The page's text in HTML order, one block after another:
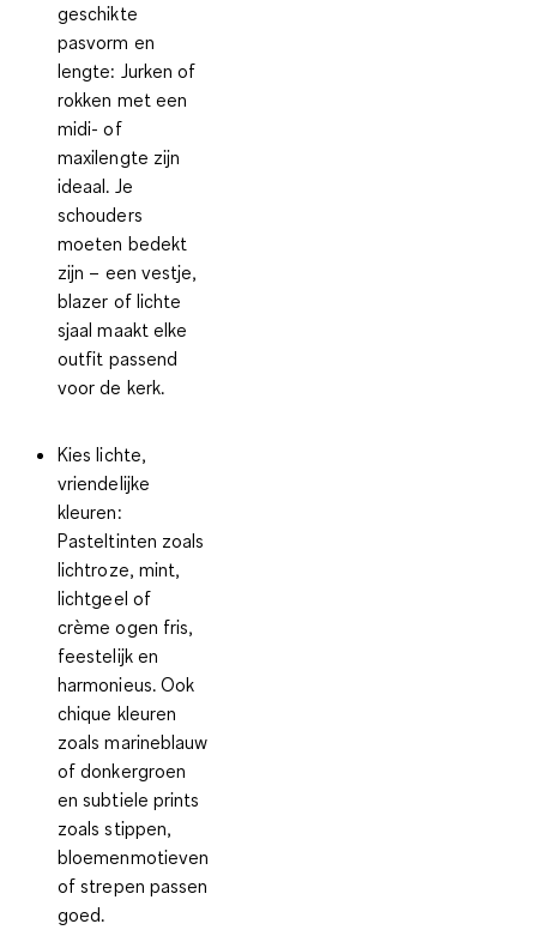
geschikte
pasvorm en
lengte: Jurken of
rokken met een
midi- of
maxilengte zijn
ideaal. Je
schouders
moeten bedekt
zijn – een vestje,
blazer of lichte
sjaal maakt elke
outfit passend
voor de kerk.
Kies lichte,
vriendelijke
kleuren:
Pasteltinten zoals
lichtroze, mint,
lichtgeel of
crème ogen fris,
feestelijk en
harmonieus. Ook
chique kleuren
zoals marineblauw
of donkergroen
en subtiele prints
zoals stippen,
bloemenmotieven
of strepen passen
goed.